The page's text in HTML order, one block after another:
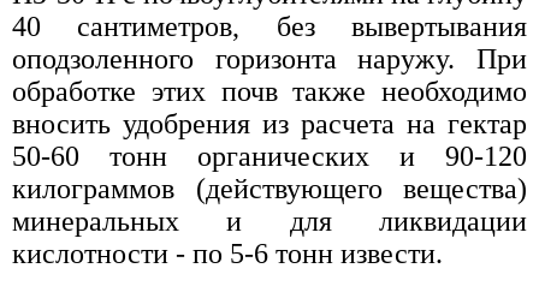
40 сантиметров, без вывертывания
оподзоленного горизонта наружу. При
обработке этих почв также необходимо
вносить удобрения из расчета на гектар
50-60 тонн органических и 90-120
килограммов (действующего вещества)
минеральных и для ликвидации
кислотности - по 5-6 тонн извести.